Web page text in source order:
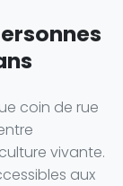
coin de rue
vivante.
aux